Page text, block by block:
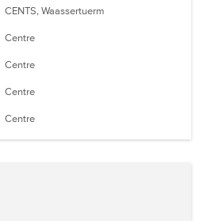
CENTS, Waassertuerm
Centre
Centre
Centre
Centre